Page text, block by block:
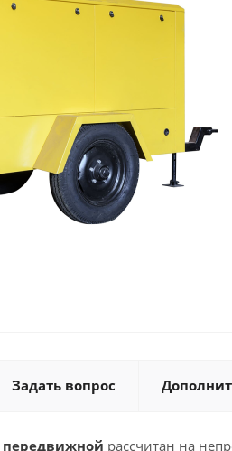
Задать вопрос
передвижной рассчитан на